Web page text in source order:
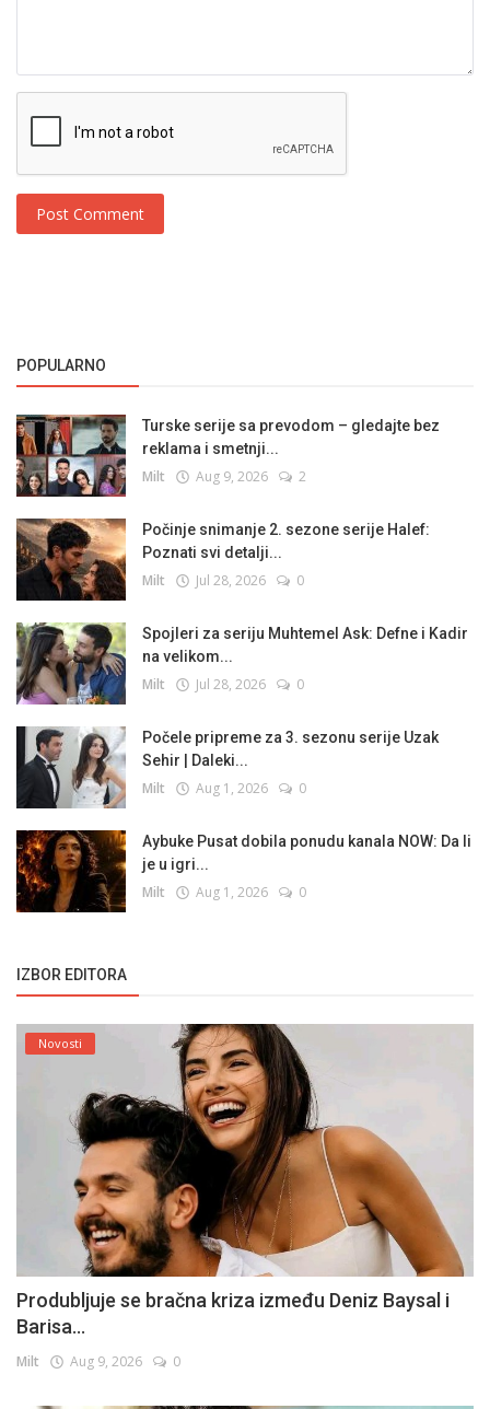
Post Comment
POPULARNO
Turske serije sa prevodom – gledajte bez
reklama i smetnji...
Milt Aug 9, 2026 2
Počinje snimanje 2. sezone serije Halef:
Poznati svi detalji...
Milt Jul 28, 2026 0
Spojleri za seriju Muhtemel Ask: Defne i Kadir
na velikom...
Milt Jul 28, 2026 0
Počele pripreme za 3. sezonu serije Uzak
Sehir | Daleki...
Milt Aug 1, 2026 0
Aybuke Pusat dobila ponudu kanala NOW: Da li
je u igri...
Milt Aug 1, 2026 0
IZBOR EDITORA
Novosti
Produbljuje se bračna kriza između Deniz Baysal i
Barisa...
Milt Aug 9, 2026 0